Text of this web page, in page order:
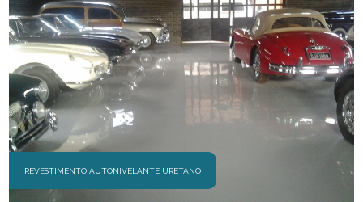
REVESTIMENTO AUTONIVELANTE URETANO